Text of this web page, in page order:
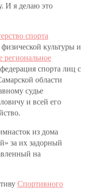
И я делаю это
спорта
культуры и
региональное
спорта лиц с
области
судье
и всей его
из дома
за их задорный
на
Спортивного